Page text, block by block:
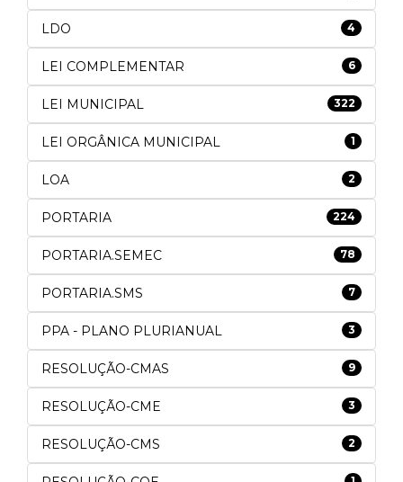
LDO 4
LEI COMPLEMENTAR 6
LEI MUNICIPAL 322
LEI ORGÂNICA MUNICIPAL 1
LOA 2
PORTARIA 224
PORTARIA.SEMEC 78
PORTARIA.SMS 7
PPA - PLANO PLURIANUAL 3
RESOLUÇÃO-CMAS 9
RESOLUÇÃO-CME 3
RESOLUÇÃO-CMS 2